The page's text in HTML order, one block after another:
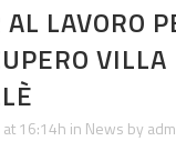
AL LAVORO
VILLA
16:14h in News by